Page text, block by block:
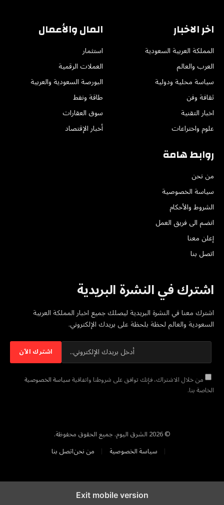
اخر الاخبار
المملكة العربية السعودية
العرب والعالم
سياسة محلية ودولية
ثقافة وفن
اخبار التقنية
علوم واختراعات
المال والأعمال
استثمار
العملات الرقمية
البورصة السعودية والعربية
طاقة ونفط
سوق العقارات
أخبار الإقتصاد
روابط هامة
من نحن
سياسة الخصوصية
الشروط والأحكام
انضم الى فريق العمل
إعلن معنا
اتصل بنا
اشترك في النشرة البريدية
اشترك معنا في النشرة البريدية ليصلك جميع اخبار المملكة العربية
السعودية والعالم لحظة بلحظة على بريدك الإلكتروني.
من خلال الاشتراك، فإنك توافق على شروطنا واتفاقيةسياسة الخصوصية
الخاصة بنا.
© 2026 الشرق اليوم. جميع الحقوق محفوظة.
سياسة الخصوصية
من نحناتصل بنا
Exit mobile version